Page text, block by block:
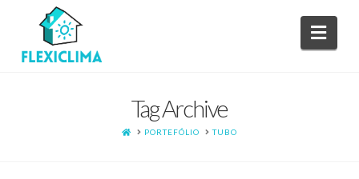
Tag Archive
HOMEPORTEFÓLIO TUBO